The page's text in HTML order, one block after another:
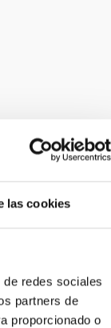
las cookies
redes sociales
partners de
proporcionado o